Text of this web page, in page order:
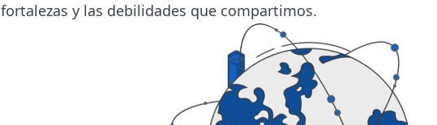
fortalezas y las debilidades que compartimos.